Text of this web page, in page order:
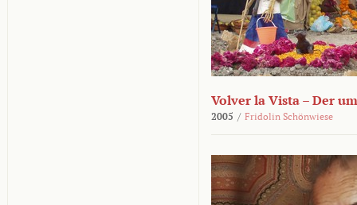
Volver la Vista – Der
2005 / Fridolin Schönwiese